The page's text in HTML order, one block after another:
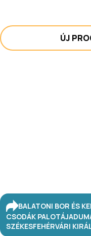
ÚJ
BALATONI BOR ÉS
CSODÁK PALOTÁJA
SZÉKESFEHÉRVÁRI